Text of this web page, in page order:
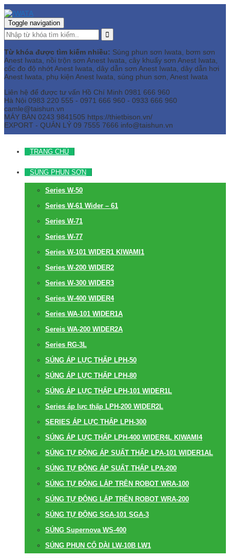
Toggle navigation
Từ khóa được tìm kiếm nhiều: Súng phun sơn Iwata, bơm sơn
Anest Iwata, nồi trộn sơn Anest Iwata, cây khuấy sơn Anest Iwata,
cốc đo độ nhớt Anest Iwata, dây dẫn sơn Anest Iwata, dây dẫn hơi
Anest Iwata, phụ kiện Anest Iwata, súng phun sơn, Anest Iwata
Liên hệ để được tư vấn Hồ Chí Minh 0981 666 960
Hà Nội 0983 220 555 - 0971 666 960 - 0933 666 960
camle@taishun.vn
MÁY BÀN 0243 9841505 https://thietbison.vn/
EXPORT - QUẢN LÝ 09 7555 7666 info@taishun.vn
TRANG CHỦ
SÚNG PHUN SƠN
Series W-50
Series W-61 Wider – 61
Series W-71
Series W-77
Series W-101 WIDER1 KIWAMI1
Series W-200 WIDER2
Series W-300 WIDER3
Series W-400 WIDER4
Series WA-101 WIDER1A
Sereis WA-200 WIDER2A
Series RG-3L
SÚNG ÁP LỰC THẤP LPH-50
SÚNG ÁP LỰC THẤP LPH-80
SÚNG ÁP LỰC THẤP LPH-101 WIDER1L
Series áp lực thấp LPH-200 WIDER2L
SERIES ÁP LỰC THẤP LPH-300
SÚNG ÁP LỰC THẤP LPH-400 WIDER4L KIWAMI4
SÚNG TỰ ĐỘNG ÁP SUẤT THẤP LPA-101 WIDER1AL
SÚNG TỰ ĐỘNG ÁP SUẤT THẤP LPA-200
SÚNG TỰ ĐỘNG LẮP TRÊN ROBOT WRA-100
SÚNG TỰ ĐỘNG LẮP TRÊN ROBOT WRA-200
SÚNG TỰ ĐỘNG SGA-101 SGA-3
SÚNG Supernova WS-400
SÚNG PHUN CỔ DÀI LW-10B LW1